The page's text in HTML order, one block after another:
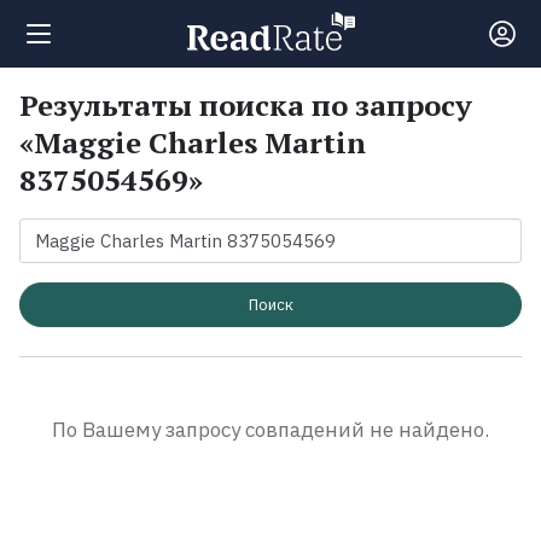
Поиск
Новости
Рейтинги
Экранизации
Результаты поиска по запросу
«Maggie Charles Martin
8375054569»
Поиск
По Вашему запросу совпадений не найдено.